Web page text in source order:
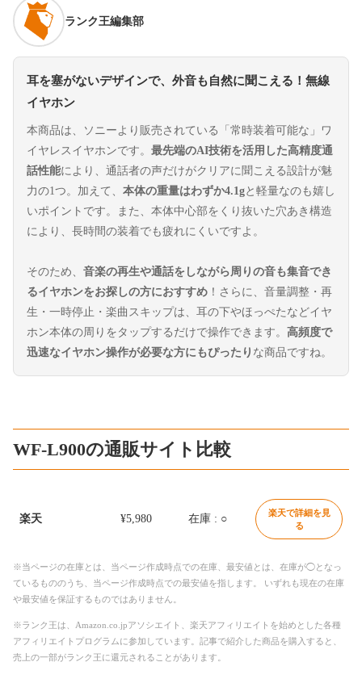
ランク王編集部
耳を塞がないデザインで、外音も自然に聞こえる！無線
イヤホン
本商品は、ソニーより販売されている「常時装着可能な」ワ
イヤレスイヤホンです。 最先端のAI技術を活用した高精度通
話性能により、通話者の声だけがクリアに聞こえる設計が魅
力の1つ。加えて、 本体の重量はわずか4.1gと軽量なのも嬉し
いポイントです。また、本体中心部をくり抜いた穴あき構造
により、長時間の装着でも疲れにくいですよ。
そのため、 音楽の再生や通話をしながら周りの音も集音でき
るイヤホンをお探しの方におすすめ ！さらに、音量調整・再
生・一時停止・楽曲スキップは、耳の下やほっぺたなどイヤ
ホン本体の周りをタップするだけで操作できます。 高頻度で
迅速なイヤホン操作が必要な方にもぴったり な商品ですね。
WF-L900の通販サイト比較
楽天 ¥5,980 在庫 : ○
楽天で詳細を見
る
※当ページの在庫とは、当ページ作成時点での在庫、最安値とは、在庫が◯となっ
ているもののうち、当ページ作成時点での最安値を指します。 いずれも現在の在庫
や最安値を保証するものではありません。
※ランク王は、Amazon.co.jpアソシエイト、楽天アフィリエイトを始めとした各種
アフィリエイトプログラムに参加しています。記事で紹介した商品を購入すると、
売上の一部がランク王に還元されることがあります。